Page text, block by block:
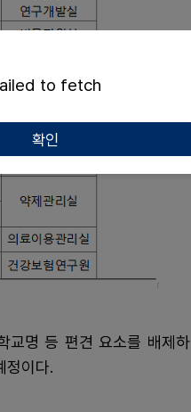
교명 등 편견 요소를 배제하
정이다.
to fetch
확인